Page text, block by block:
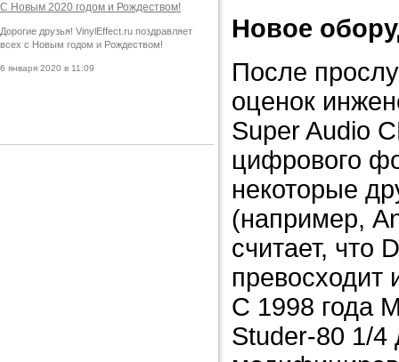
С Новым 2020 годом и Рождеством!
Дорогие друзья! VinylEffect.ru поздравляет
всех с Новым годом и Рождеством!
6 января 2020 в 11:09
Новое
После
оценок
Super Audio
цифрового
некоторые
(например,
считает, что
превосходит
С 1998 года
Studer-80 1/